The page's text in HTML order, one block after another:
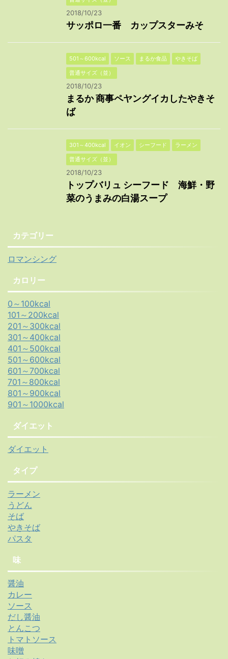
2018/10/23
サッポロ一番 カップスターみそ
501～600kcal ソース まるか食品
やきそば
普通サイズ（並）
2018/10/23
まるか 商事ペヤングイカしたやきそ
ば
301～400kcal イオン シーフード
ラーメン
普通サイズ（並）
2018/10/23
トップバリュ シーフード 海鮮・野
菜のうまみの白湯スープ
カテゴリー
ロマンシング
カロリー
0～100kcal
101～200kcal
201～300kcal
301～400kcal
401～500kcal
501～600kcal
601～700kcal
701～800kcal
801～900kcal
901～1000kcal
ダイエット
ダイエット
タイプ
ラーメン
うどん
そば
やきそば
パスタ
味
醤油
カレー
ソース
だし醤油
とんこつ
トマトソース
味噌